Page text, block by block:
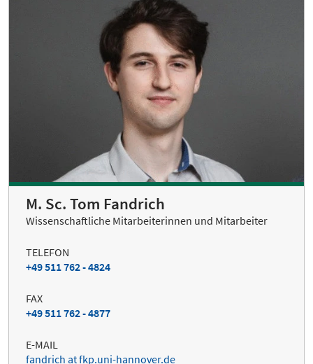
M. Sc. Tom Fandrich
Wissenschaftliche Mitarbeiterinnen und Mitarbeiter
TELEFON
+49 511 762 - 4824
FAX
+49 511 762 - 4877
E-MAIL
fandrich at fkp.uni-hannover.de